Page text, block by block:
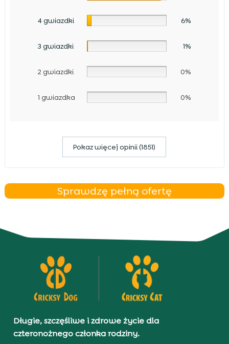
4 gwiazdki 6%
3 gwiazdki 1%
2 gwiazdki 0%
1 gwiazdka 0%
Pokaz więcej opinii (1851)
Sprawdzę pełną ofertę
Długie, szczęśliwe i zdrowe życie dla
czteronożnego członka rodziny.